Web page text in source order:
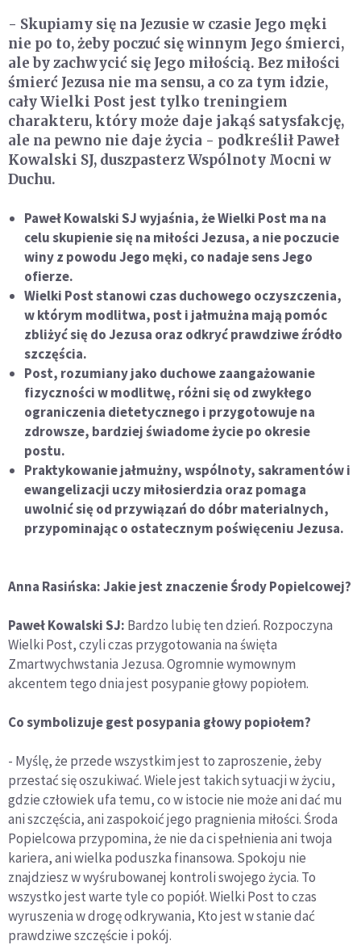
- Skupiamy się na Jezusie w czasie Jego męki
nie po to, żeby poczuć się winnym Jego śmierci,
ale by zachwycić się Jego miłością. Bez miłości
śmierć Jezusa nie ma sensu, a co za tym idzie,
cały Wielki Post jest tylko treningiem
charakteru, który może daje jakąś satysfakcję,
ale na pewno nie daje życia - podkreślił Paweł
Kowalski SJ, duszpasterz Wspólnoty Mocni w
Duchu.
Paweł Kowalski SJ wyjaśnia, że Wielki Post ma na
celu skupienie się na miłości Jezusa, a nie poczucie
winy z powodu Jego męki, co nadaje sens Jego
ofierze.
Wielki Post stanowi czas duchowego oczyszczenia,
w którym modlitwa, post i jałmużna mają pomóc
zbliżyć się do Jezusa oraz odkryć prawdziwe źródło
szczęścia.
Post, rozumiany jako duchowe zaangażowanie
fizyczności w modlitwę, różni się od zwykłego
ograniczenia dietetycznego i przygotowuje na
zdrowsze, bardziej świadome życie po okresie
postu.
Praktykowanie jałmużny, wspólnoty, sakramentów i
ewangelizacji uczy miłosierdzia oraz pomaga
uwolnić się od przywiązań do dóbr materialnych,
przypominając o ostatecznym poświęceniu Jezusa.
Anna Rasińska: Jakie jest znaczenie Środy Popielcowej?
Paweł Kowalski SJ: Bardzo lubię ten dzień. Rozpoczyna
Wielki Post, czyli czas przygotowania na święta
Zmartwychwstania Jezusa. Ogromnie wymownym
akcentem tego dnia jest posypanie głowy popiołem.
Co symbolizuje gest posypania głowy popiołem?
- Myślę, że przede wszystkim jest to zaproszenie, żeby
przestać się oszukiwać. Wiele jest takich sytuacji w życiu,
gdzie człowiek ufa temu, co w istocie nie może ani dać mu
ani szczęścia, ani zaspokoić jego pragnienia miłości. Środa
Popielcowa przypomina, że nie da ci spełnienia ani twoja
kariera, ani wielka poduszka finansowa. Spokoju nie
znajdziesz w wyśrubowanej kontroli swojego życia. To
wszystko jest warte tyle co popiół. Wielki Post to czas
wyruszenia w drogę odkrywania, Kto jest w stanie dać
prawdziwe szczęście i pokój.